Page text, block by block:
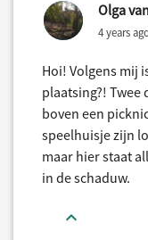
Olga
4 years
Hoi! Volgens mij
plaatsing?! Twee
boven een
speelhuisje zijn
maar hier staat
in de schaduw.